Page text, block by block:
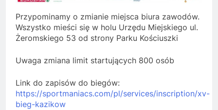
Przypominamy o zmianie miejsca biura zawodów.
Wszystko mieści się w holu Urzędu Miejskiego ul.
Żeromskiego 53 od strony Parku Kościuszki
Uwaga zmiana limit startujących 800 osób
Link do zapisów do biegów:
https://sportmaniacs.com/pl/services/inscription/xv-
bieg-kazikow